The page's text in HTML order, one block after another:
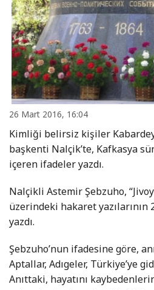
26 Mart 2016, 16:04
Kimliği belirsiz kişiler
başkenti Nalçik’te, Kafkasya
içeren ifadeler yazdı.
Nalçikli Astemir Şebzuho,
üzerindeki hakaret
yazdı.
Şebzuho’nun ifadesine göre,
Aptallar, Adıgeler, Türkiye’ye
Anıttaki, hayatını